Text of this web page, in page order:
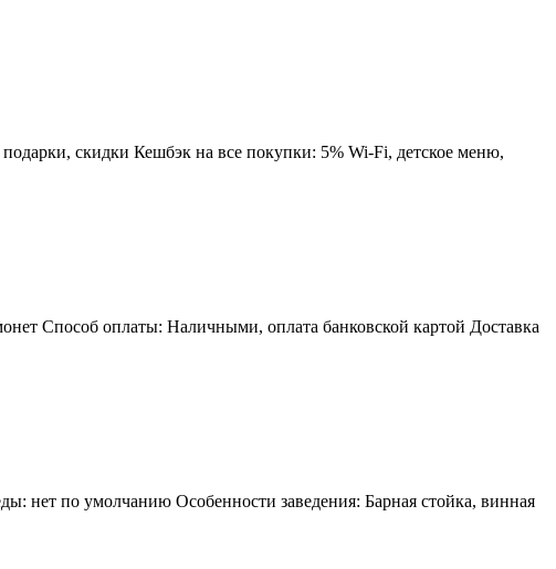
скидки Кешбэк на все покупки: 5% Wi-Fi, детское меню,
Способ оплаты: Наличными, оплата банковской картой Доставка
нет по умолчанию Особенности заведения: Барная стойка, винная